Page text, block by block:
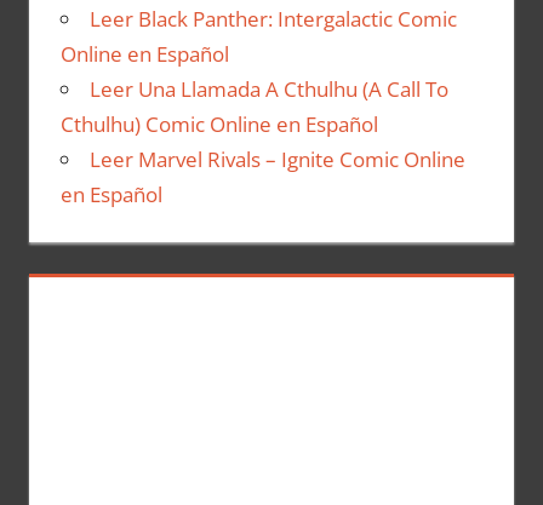
Leer Black Panther: Intergalactic Comic
Online en Español
Leer Una Llamada A Cthulhu (A Call To
Cthulhu) Comic Online en Español
Leer Marvel Rivals – Ignite Comic Online
en Español